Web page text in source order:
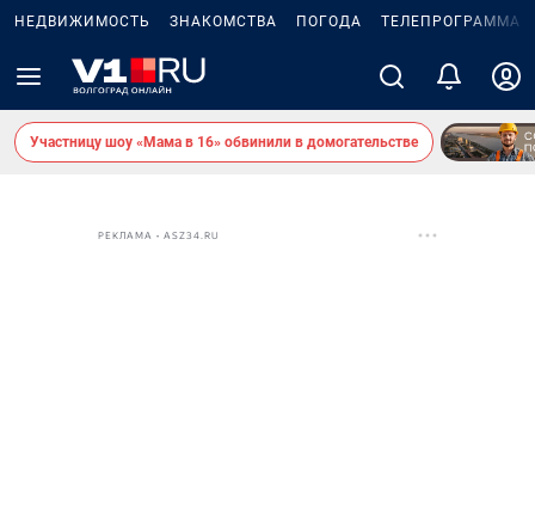
НЕДВИЖИМОСТЬ ЗНАКОМСТВА ПОГОДА ТЕЛЕПРОГРАММА
Участницу шоу «Мама в 16» обвинили в домогательстве
РЕКЛАМА • ASZ34.RU